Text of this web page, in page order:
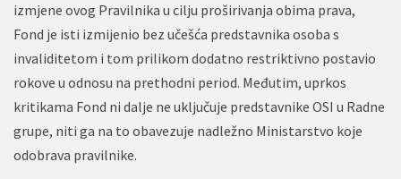
izmjene ovog Pravilnika u cilju proširivanja obima prava,
Fond je isti izmijenio bez učešća predstavnika osoba s
invaliditetom i tom prilikom dodatno restriktivno postavio
rokove u odnosu na prethodni period. Međutim, uprkos
kritikama Fond ni dalje ne uključuje predstavnike OSI u Radne
grupe, niti ga na to obavezuje nadležno Ministarstvo koje
odobrava pravilnike.